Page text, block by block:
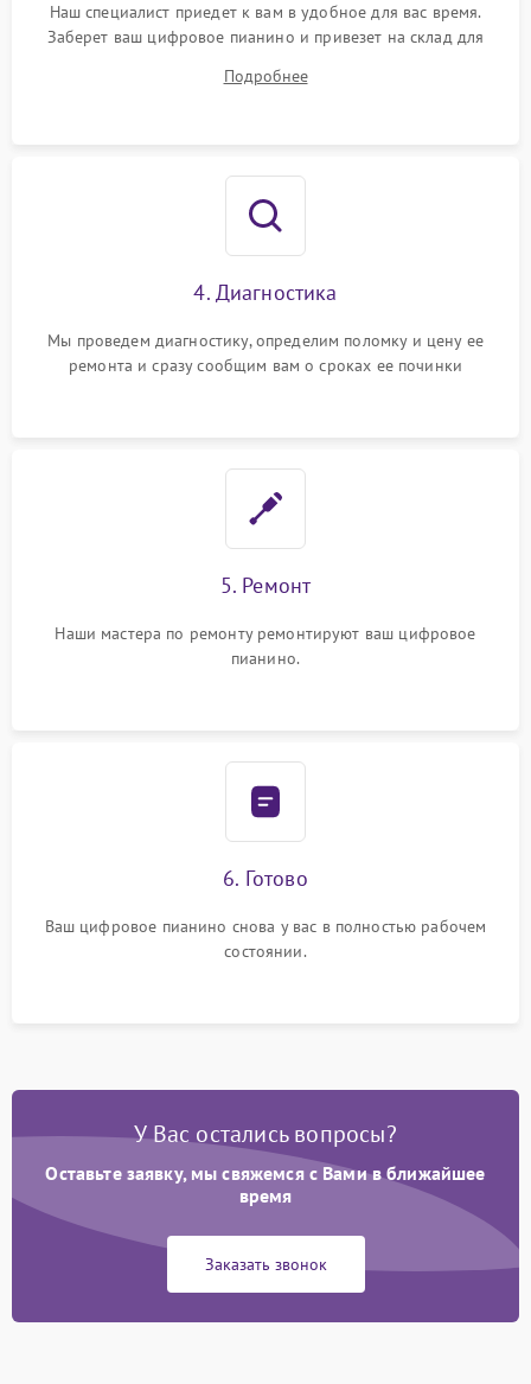
Наш специалист приедет к вам в удобное для вас время.
Заберет ваш цифровое пианино и привезет на склад для
Подробнее
4. Диагностика
Мы проведем диагностику, определим поломку и цену ее
ремонта и сразу сообщим вам о сроках ее починки
5. Ремонт
Наши мастера по ремонту ремонтируют ваш цифровое
пианино.
6. Готово
Ваш цифровое пианино снова у вас в полностью рабочем
состоянии.
У Вас остались вопросы?
Оставьте заявку, мы свяжемся с Вами в ближайшее
время
Заказать звонок